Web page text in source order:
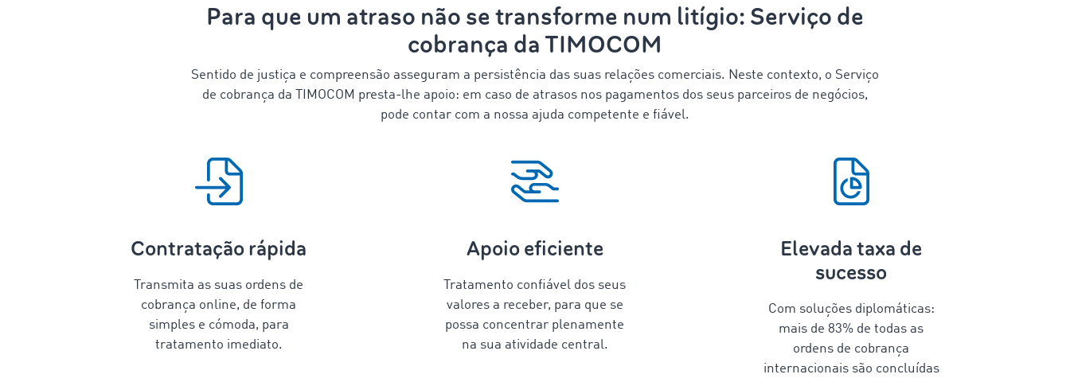
Para que um atraso não se transforme num litígio: Serviço de
cobrança da TIMOCOM
Sentido de justiça e compreensão asseguram a persistência das suas relações comerciais. Neste contexto, o Serviço
de cobrança da TIMOCOM presta-lhe apoio: em caso de atrasos nos pagamentos dos seus parceiros de negócios,
pode contar com a nossa ajuda competente e fiável.
Contratação rápida
Transmita as suas ordens de
cobrança online, de forma
simples e cómoda, para
tratamento imediato.
Apoio eficiente
Tratamento confiável dos seus
valores a receber, para que se
possa concentrar plenamente
na sua atividade central.
Elevada taxa de
sucesso
Com soluções diplomáticas:
mais de83% de todas as
ordens de cobrança
internacionais são concluídas